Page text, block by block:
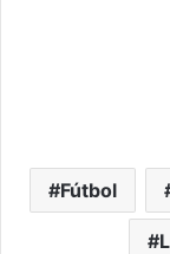
Fútbol